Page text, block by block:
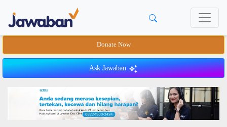
Donate Now
Ask Jawaban